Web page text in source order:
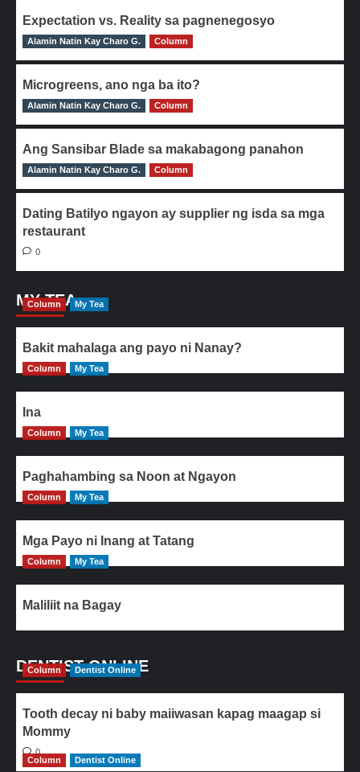
Expectation vs. Reality sa pagnenegosyo
0
Alamin Natin Kay Charo G. Column
Microgreens, ano nga ba ito?
0
Alamin Natin Kay Charo G. Column
Ang Sansibar Blade sa makabagong panahon
0
Alamin Natin Kay Charo G. Column
Dating Batilyo ngayon ay supplier ng isda sa mga
restaurant
0
MY TEA
Column My Tea
Bakit mahalaga ang payo ni Nanay?
Column My Tea
Ina
Column My Tea
Paghahambing sa Noon at Ngayon
Column My Tea
Mga Payo ni Inang at Tatang
Column My Tea
Maliliit na Bagay
DENTIST ONLINE
Column Dentist Online
Tooth decay ni baby maiiwasan kapag maagap si
Mommy
0
Column
Dentist Online